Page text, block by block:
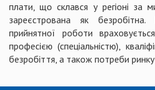
плати, що склався у регіоні за
зареєстрована як
прийнятної роботи
професією (спеціальністю),
безробіття, а також потреби ринку